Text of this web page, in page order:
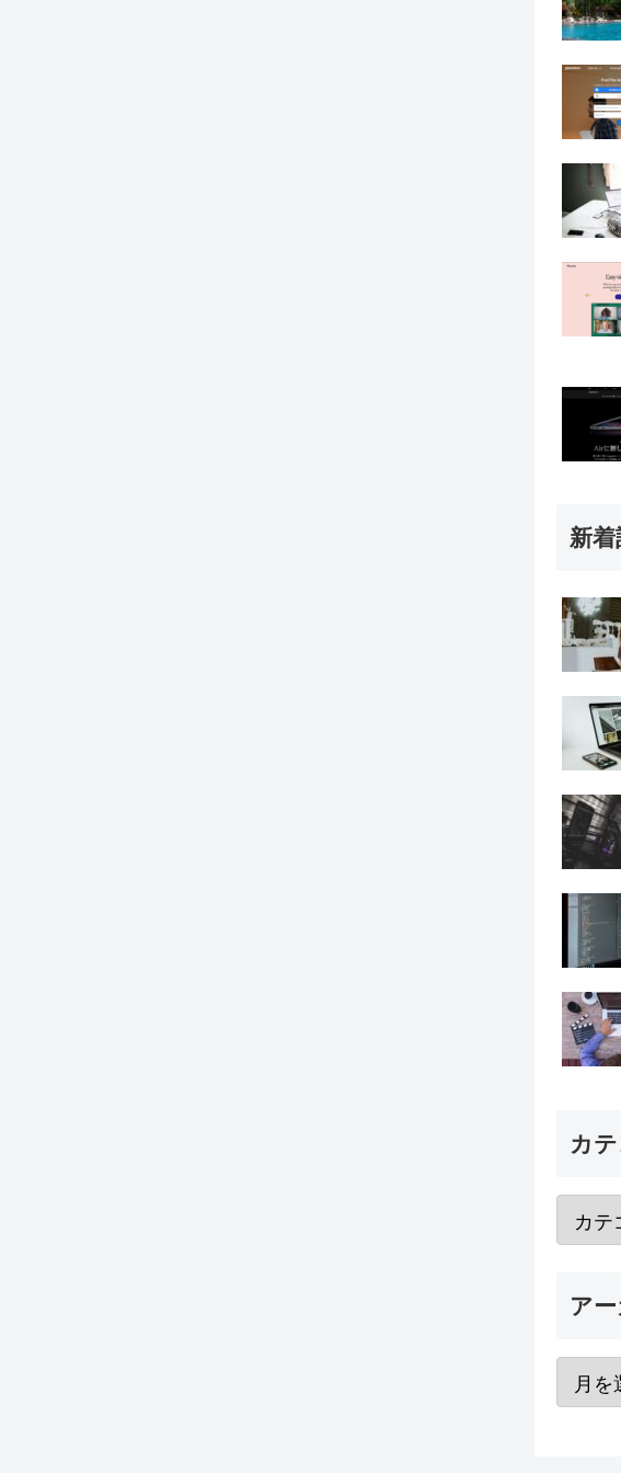
新
カ
ア